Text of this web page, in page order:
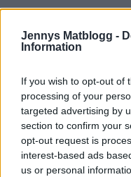
Jennys Matblogg -
Information
If you wish to opt-out of
processing of your
targeted advertising by
section to confirm your
opt-out request is
interest-based ads
us or personal
Prenumerera